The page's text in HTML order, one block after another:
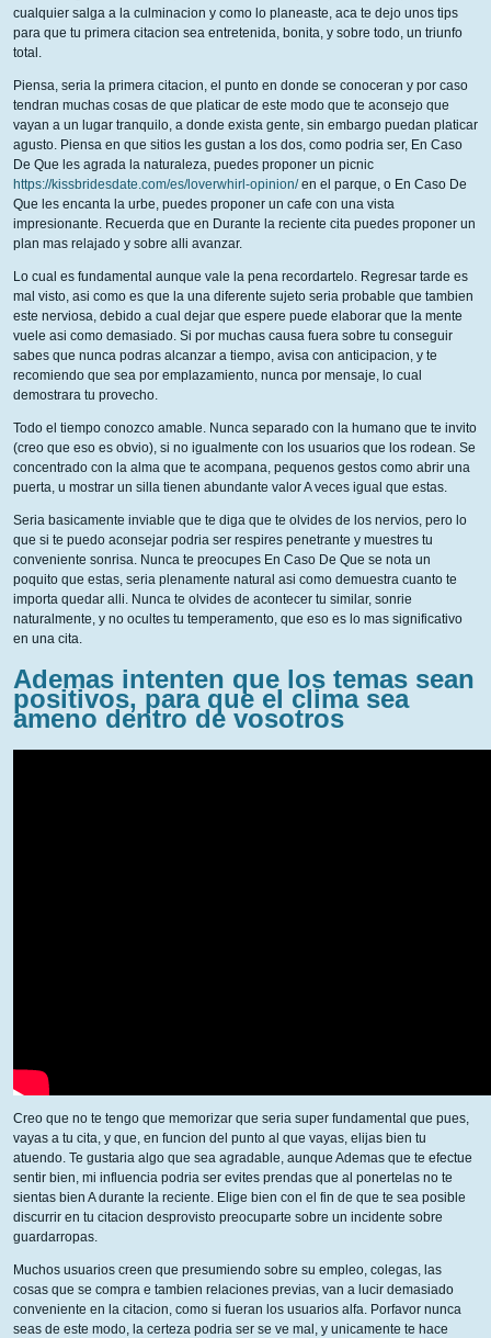
cualquier salga a la culminacion y como lo planeaste, aca te dejo unos tips
para que tu primera citacion sea entretenida, bonita, y sobre todo, un triunfo
total.
Piensa, seria la primera citacion, el punto en donde se conoceran y por caso
tendran muchas cosas de que platicar de este modo que te aconsejo que
vayan a un lugar tranquilo, a donde exista gente, sin embargo puedan platicar
agusto. Piensa en que sitios les gustan a los dos, como podria ser, En Caso
De Que les agrada la naturaleza, puedes proponer un picnic
https://kissbridesdate.com/es/loverwhirl-opinion/en el parque, o En Caso De
Que les encanta la urbe, puedes proponer un cafe con una vista
impresionante. Recuerda que en Durante la reciente cita puedes proponer un
plan mas relajado y sobre alli avanzar.
Lo cual es fundamental aunque vale la pena recordartelo. Regresar tarde es
mal visto, asi como es que la una diferente sujeto seria probable que tambien
este nerviosa, debido a cual dejar que espere puede elaborar que la mente
vuele asi como demasiado. Si por muchas causa fuera sobre tu conseguir
sabes que nunca podras alcanzar a tiempo, avisa con anticipacion, y te
recomiendo que sea por emplazamiento, nunca por mensaje, lo cual
demostrara tu provecho.
Todo el tiempo conozco amable. Nunca separado con la humano que te invito
(creo que eso es obvio), si no igualmente con los usuarios que los rodean. Se
concentrado con la alma que te acompana, pequenos gestos como abrir una
puerta, u mostrar un silla tienen abundante valor A veces igual que estas.
Seria basicamente inviable que te diga que te olvides de los nervios, pero lo
que si te puedo aconsejar podria ser respires penetrante y muestres tu
conveniente sonrisa. Nunca te preocupes En Caso De Que se nota un
poquito que estas, seria plenamente natural asi como demuestra cuanto te
importa quedar alli. Nunca te olvides de acontecer tu similar, sonrie
naturalmente, y no ocultes tu temperamento, que eso es lo mas significativo
en una cita.
Ademas intenten que los temas sean
positivos, para que el clima sea
ameno dentro de vosotros
Creo que no te tengo que memorizar que seria super fundamental que pues,
vayas a tu cita, y que, en funcion del punto al que vayas, elijas bien tu
atuendo. Te gustaria algo que sea agradable, aunque Ademas que te efectue
sentir bien, mi influencia podria ser evites prendas que al ponertelas no te
sientas bien A durante la reciente. Elige bien con el fin de que te sea posible
discurrir en tu citacion desprovisto preocuparte sobre un incidente sobre
guardarropas.
Muchos usuarios creen que presumiendo sobre su empleo, colegas, las
cosas que se compra e tambien relaciones previas, van a lucir demasiado
conveniente en la citacion, como si fueran los usuarios alfa. Porfavor nunca
seas de este modo, la certeza podria ser se ve mal, y unicamente te hace